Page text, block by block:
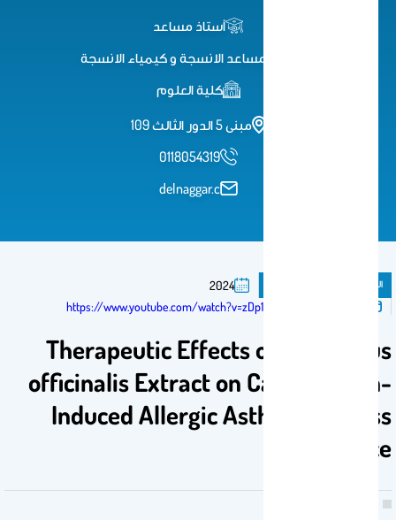
أستاذ مساعد
استاذ مساعد الانسجة و كيمياء الانسجة
كلية العلوم
مبنى 5 الدور الثالث 109
0118054319
delnaggar.c
المنشورات
2024
https://www.youtube.com/watch?v=zDp1QvhRfpg
Therapeutic Effects of Asparagus
officinalis Extract on Carrageenan-
Induced Allergic Asthma in Swiss
Albino Mice